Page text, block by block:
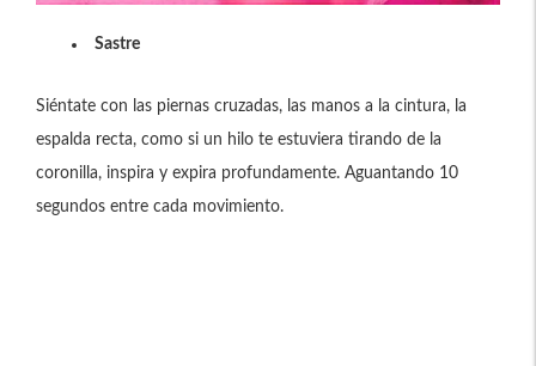
Sastre
Siéntate con las piernas cruzadas, las manos a la cintura, la
espalda recta, como si un hilo te estuviera tirando de la
coronilla, inspira y expira profundamente. Aguantando 10
segundos entre cada movimiento.